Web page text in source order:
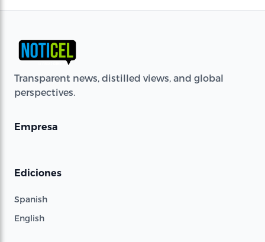
Transparent news, distilled views, and global
perspectives.
Empresa
Ediciones
Spanish
English